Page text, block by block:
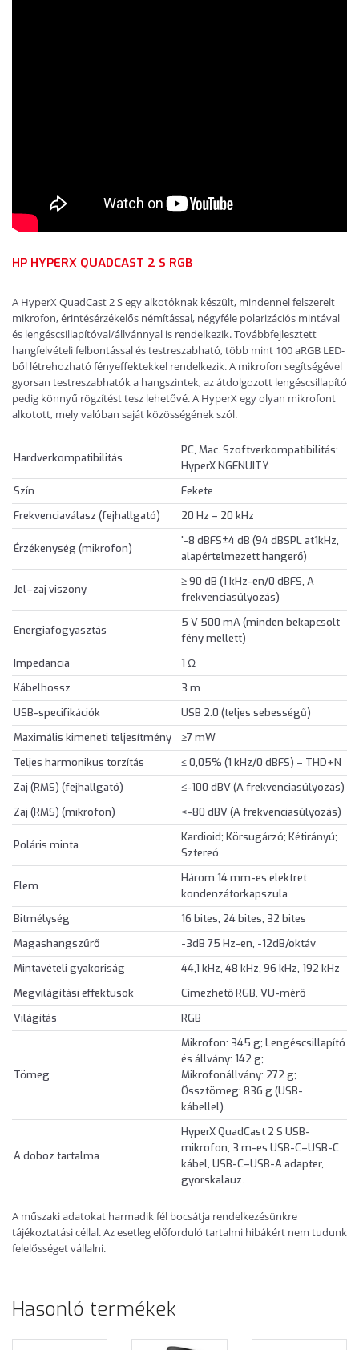
HP HYPERX QUADCAST 2 S RGB
A HyperX QuadCast 2 S egy alkotóknak készült, mindennel felszerelt
mikrofon, érintésérzékelős némítással, négyféle polarizációs mintával
és lengéscsillapítóval/állvánnyal is rendelkezik. Továbbfejlesztett
hangfelvételi felbontással és testreszabható, több mint 100 aRGB LED-
ből létrehozható fényeffektekkel rendelkezik. A mikrofon segítségével
gyorsan testreszabhatók a hangszintek, az átdolgozott lengéscsillapító
pedig könnyű rögzítést tesz lehetővé. A HyperX egy olyan mikrofont
alkotott, mely valóban saját közösségének szól.
Hardverkompatibilitás
PC, Mac. Szoftverkompatibilitás:
HyperX NGENUITY.
Szín
Fekete
Frekvenciaválasz (fejhallgató)
20 Hz – 20 kHz
Érzékenység (mikrofon)
'-8 dBFS±4 dB (94 dBSPL at1kHz,
alapértelmezett hangerő)
Jel–zaj viszony
≥ 90 dB (1 kHz-en/0 dBFS, A
frekvenciasúlyozás)
Energiafogyasztás
5 V 500 mA (minden bekapcsolt
fény mellett)
Impedancia
1 Ω
Kábelhossz
3 m
USB-specifikációk
USB 2.0 (teljes sebességű)
Maximális kimeneti teljesítmény
≥7 mW
Teljes harmonikus torzítás
≤ 0,05% (1 kHz/0 dBFS) – THD+N
Zaj (RMS) (fejhallgató)
≤-100 dBV (A frekvenciasúlyozás)
Zaj (RMS) (mikrofon)
<-80 dBV (A frekvenciasúlyozás)
Poláris minta
Kardioid; Körsugárzó; Kétirányú;
Sztereó
Elem
Három 14 mm-es elektret
kondenzátorkapszula
Bitmélység
16 bites, 24 bites, 32 bites
Magashangszűrő
-3dB 75 Hz-en, -12dB/oktáv
Mintavételi gyakoriság
44,1 kHz, 48 kHz, 96 kHz, 192 kHz
Megvilágítási effektusok
Címezhető RGB, VU-mérő
Világítás
RGB
Tömeg
Mikrofon: 345 g; Lengéscsillapító
és állvány: 142 g;
Mikrofonállvány: 272 g;
Össztömeg: 836 g (USB-
kábellel).
A doboz tartalma
HyperX QuadCast 2 S USB-
mikrofon, 3 m-es USB-C–USB-C
kábel, USB-C–USB-A adapter,
gyorskalauz.
A műszaki adatokat harmadik fél bocsátja rendelkezésünkre
tájékoztatási céllal. Az esetleg előforduló tartalmi hibákért nem tudunk
felelősséget vállalni.
Hasonló termékek